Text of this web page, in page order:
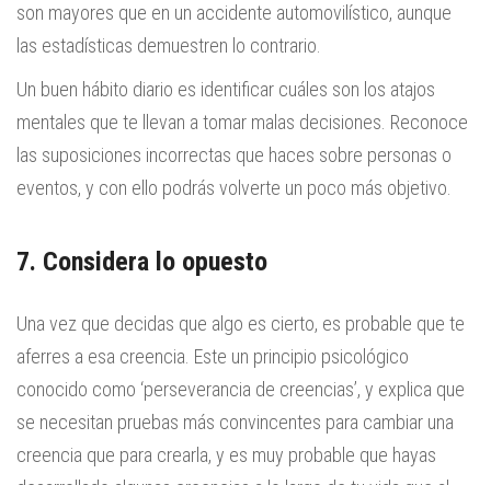
son mayores que en un accidente automovilístico, aunque
las estadísticas demuestren lo contrario.
Un buen hábito diario es identificar cuáles son los atajos
mentales que te llevan a tomar malas decisiones. Reconoce
las suposiciones incorrectas que haces sobre personas o
eventos, y con ello podrás volverte un poco más objetivo.
7. Considera lo opuesto
Una vez que decidas que algo es cierto, es probable que te
aferres a esa creencia. Este un principio psicológico
conocido como ‘perseverancia de creencias’, y explica que
se necesitan pruebas más convincentes para cambiar una
creencia que para crearla, y es muy probable que hayas